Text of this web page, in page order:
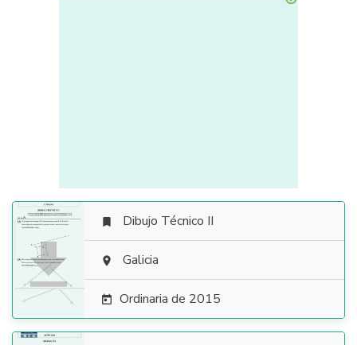

 Dibujo Técnico II
 Galicia
 Ordinaria de 2015